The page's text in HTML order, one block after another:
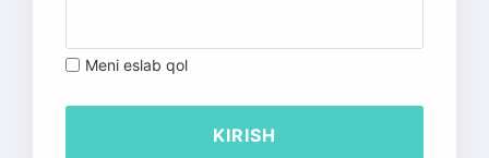
Meni eslab qol